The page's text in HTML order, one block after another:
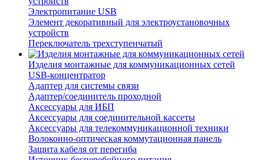
Электропитание USB
Элемент декоративный для электроустановочных
устройств
Переключатель трехступенчатый
Изделия монтажные для коммуникационных сетей
USB-концентратор
Адаптер для системы связи
Адаптер/соединитель проходной
Аксессуары для ИБП
Аксессуары для соединительной кассеты
Аксессуары для телекоммуникационной техники
Волоконно-оптическая коммутационная панель
Защита кабеля от перегиба